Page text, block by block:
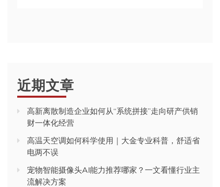
近期文章
高新离散制造企业如何从“系统拼接”走向研产供销
财一体化经营
高温天空调如何科学使用｜大金专业科普，舒适省
电两不误
宠物智能摄像头AI能力推荐哪家？一文看懂行业主
流解决方案